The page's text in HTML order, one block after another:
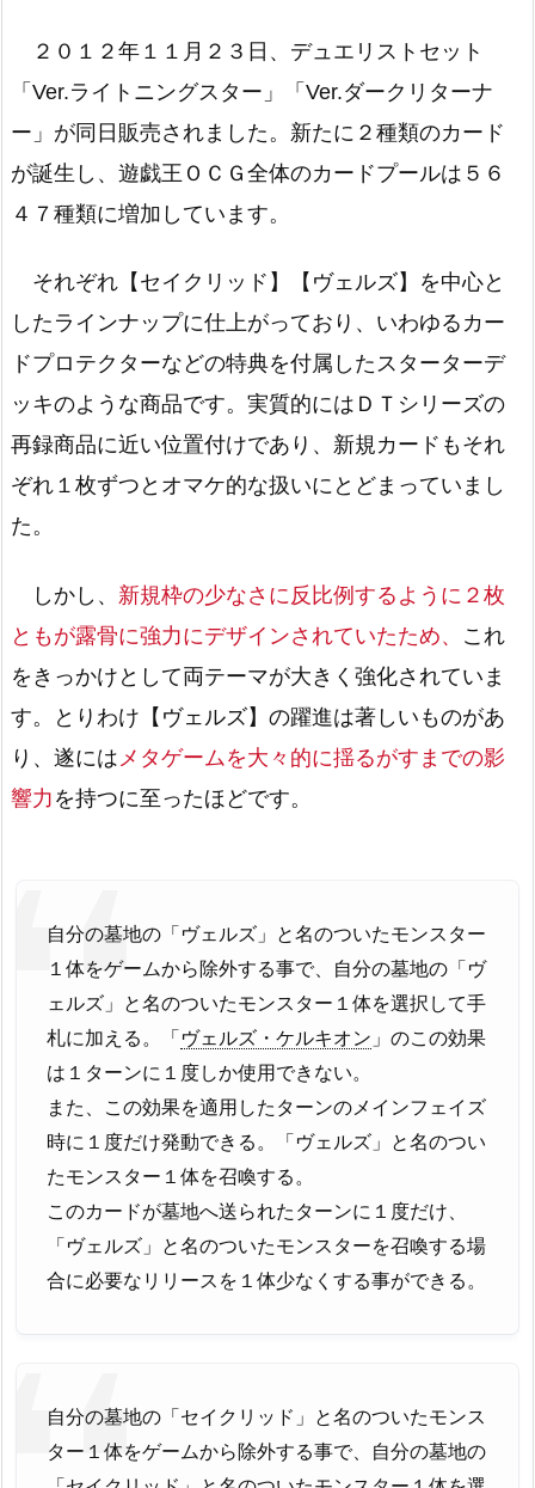
２０１２年１１月２３日、デュエリストセット
「Ver.ライトニングスター」「Ver.ダークリターナ
ー」が同日販売されました。新たに２種類のカード
が誕生し、遊戯王ＯＣＧ全体のカードプールは５６
４７種類に増加しています。
それぞれ【セイクリッド】【ヴェルズ】を中心と
したラインナップに仕上がっており、いわゆるカー
ドプロテクターなどの特典を付属したスターターデ
ッキのような商品です。実質的にはＤＴシリーズの
再録商品に近い位置付けであり、新規カードもそれ
ぞれ１枚ずつとオマケ的な扱いにとどまっていまし
た。
しかし、 新規枠の少なさに反比例するように２枚
ともが露骨に強力にデザインされていたため、 これ
をきっかけとして両テーマが大きく強化されていま
す。とりわけ【ヴェルズ】の躍進は著しいものがあ
り、遂には メタゲームを大々的に揺るがすまでの影
響力 を持つに至ったほどです。
自分の墓地の「ヴェルズ」と名のついたモンスター
１体をゲームから除外する事で、自分の墓地の「ヴ
ェルズ」と名のついたモンスター１体を選択して手
札に加える。「 ヴェルズ・ケルキオン 」のこの効果
は１ターンに１度しか使用できない。
また、この効果を適用したターンのメインフェイズ
時に１度だけ発動できる。「ヴェルズ」と名のつい
たモンスター１体を召喚する。
このカードが墓地へ送られたターンに１度だけ、
「ヴェルズ」と名のついたモンスターを召喚する場
合に必要なリリースを１体少なくする事ができる。
自分の墓地の「セイクリッド」と名のついたモンス
ター１体をゲームから除外する事で、自分の墓地の